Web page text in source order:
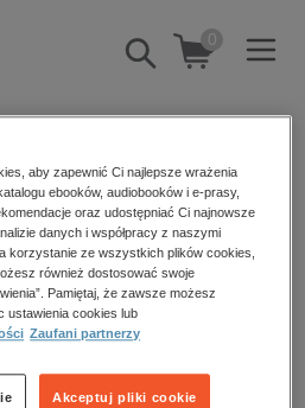
Pokaż/schowaj
wyszukiwarkę
0
wnętrz
gospodarka
H. Toszek
Filtrowanie
aby zapewnić Ci najlepsze wrażenia
ebooków, audiobooków i e-prasy,
oraz udostępniać Ci najnowsze
danych i współpracy z naszymi
korzystanie ze wszystkich plików cookies,
również dostosować swoje
Pamiętaj, że zawsze możesz
ustawienia cookies lub
Zaufani partnerzy
Akceptuj pliki cookie